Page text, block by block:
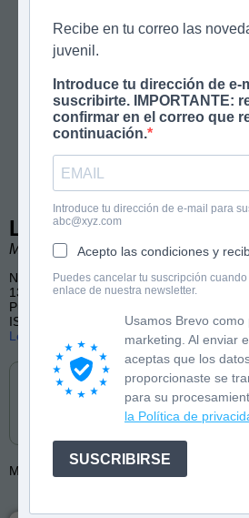
Recibe en tu correo las
juvenil.
Introduce tu dirección de e-
suscribirte. IMPORTANTE:
confirmar en el correo que
continuación.
Introduce tu dirección de e-mail para
abc@xyz.com
Acepto las condiciones y
Puedes cancelar tu suscripción
enlace de nuestra newsletter.
Usamos Brevo como
marketing. Al enviar
aceptas que los
proporcionaste se
para su
la Política de
SUSCRIBIRSE
Las tijeritas del señor
María José Guitián. Ilustraciones de
Narrativa infantil
136 páginas
Publicado por Diquesí
ISBN: 9788412501384
Lee las primeras páginas
Cómpralo en
Más de: